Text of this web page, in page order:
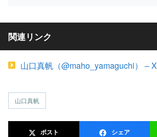
関連リンク
山口真帆（@maho_yamaguchi） – X
山口真帆
ポスト シェア